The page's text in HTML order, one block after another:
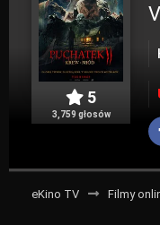
5
3,759 głosów
eKino TV Filmy